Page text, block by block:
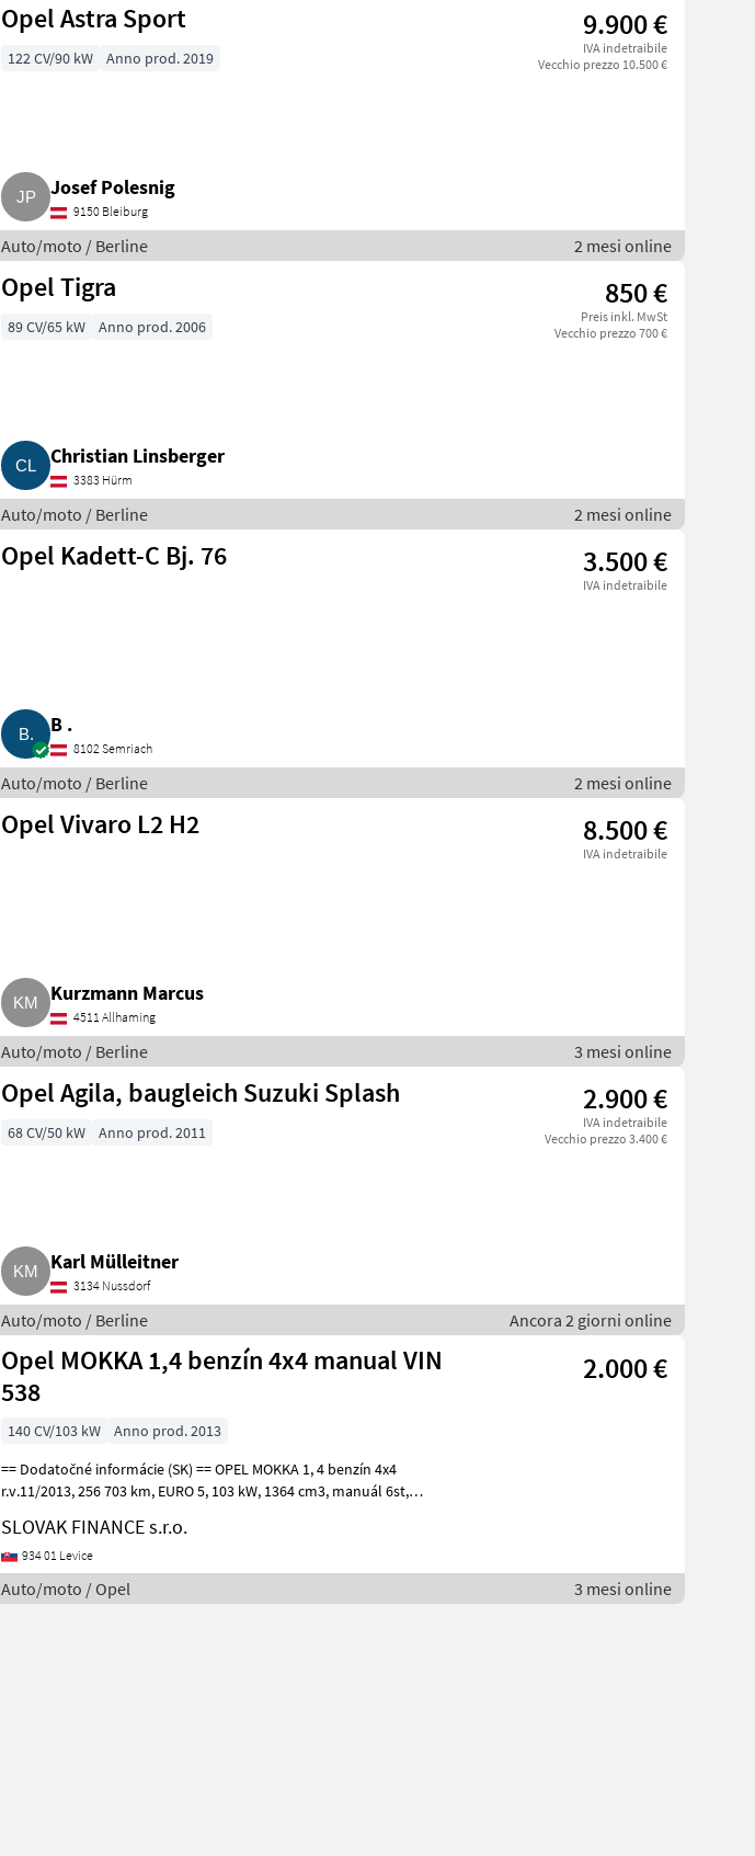
Opel Astra Sport 9.900 €
IVA indetraibile
Vecchio prezzo 10.500 €
122 CV/90 kW Anno prod. 2019
Josef Polesnig
9150 Bleiburg
Auto/moto / Berline 2 mesi online
Opel Tigra 850 €
Preis inkl. MwSt
Vecchio prezzo 700 €
89 CV/65 kW Anno prod. 2006
Christian Linsberger
3383 Hürm
Auto/moto / Berline 2 mesi online
Opel Kadett-C Bj. 76 3.500 €
IVA indetraibile
B .
8102 Semriach
Auto/moto / Berline 2 mesi online
Opel Vivaro L2 H2 8.500 €
IVA indetraibile
Kurzmann Marcus
4511 Allhaming
Auto/moto / Berline 3 mesi online
Opel Agila, baugleich Suzuki Splash 2.900 €
IVA indetraibile
Vecchio prezzo 3.400 €
68 CV/50 kW Anno prod. 2011
Karl Mülleitner
3134 Nussdorf
Auto/moto / Berline Ancora 2 giorni online
Opel MOKKA 1,4 benzín 4x4 manual VIN
538
2.000 €
140 CV/103 kW
Anno prod. 2013
== Dodatočné informácie (SK) == OPEL MOKKA 1, 4 benzín 4x4
r.v.11/2013, 256 703 km, EURO 5, 103 kW, 1364 cm3, manuál 6st,
SLOVAK FINANCE s.r.o.
934 01 Levice
Auto/moto / Opel 3 mesi online